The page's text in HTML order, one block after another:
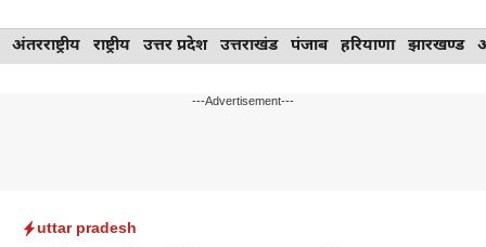
Skip
to
अंतरराष्ट्रीय राष्ट्रीय उत्तर प्रदेश उत्तराखंड पंजाब हरियाणा झारखण्ड
---Advertisement---
uttar pradesh